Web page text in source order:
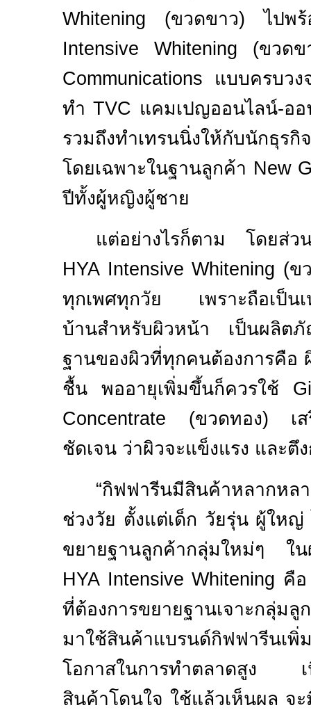
Whitening (ขวดขาว) ไป
Intensive Whitening (ขวดข
Communications แบบครบวง
ทำTVC แคมเปญออนไลน์-อ
รวมถึงทำเทรนนิ่งให้กับนักธุ
โดยเฉพาะในฐานลูกค้า New
ปีทั้งผู้หญิงผู้ชาย
แต่อย่างไรก็ตาม โดยส่
HYA Intensive Whitening (ข
ทุกเพศทุกวัย เพราะถือเป็นเ
บ้านสำหรับผิวหน้า เป็นผลิต
ฐานของผิวที่ทุกคนต้องการคือ
ชื้น พออายุเพิ่มขึ้นก็ควรใช้
Concentrate (ขวดทอง) เส
ชัดเจน ว่าผิวจะแข็งแรง และตึ
“กิฟฟารีนมีสินค้าหลากหล
ช่วงวัย ตั้งแต่เด็ก วัยรุ่น ผู้ใหญ่
ขยายฐานลูกค้ากลุ่มใหม่ๆ
HYA Intensive Whitening คือ
ที่ต้องการขยายฐานเจาะกลุ่ม
มาใช้สินค้าแบรนด์กิฟฟารีนเ
โอกาสในการทำตลาดสูง เ
สินค้าโดนใจ ใช้แล้วเห็นผล จ